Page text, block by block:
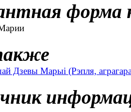
форма
Дзевы Марыі (Рэпля,